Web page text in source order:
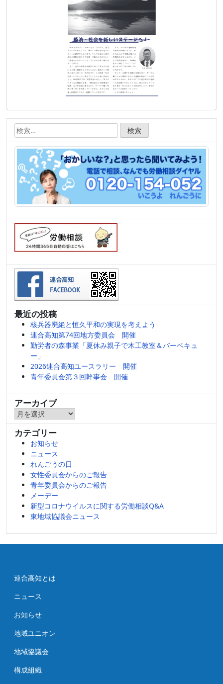
検
索:
最近の投稿
核兵器廃絶と恒久平和の実現を考えよう
連合高知第74回地方委員会 開催
勤労者の森事業「夏休み親子で木工教室＆バーベキュ
ー」
2026連合高知ユースラリー 開催
青年委員会第３回幹事会 開催
アーカイブ
ア
ー
カ
カテゴリー
お知らせ
ニュース
れんごうの日
女性委員会からのご報告
青年委員会からのご報告
メーデー
新型コロナウイルスに関する労働相談Q&A
東地域協議会ニュース
連合高知とは
ニュース
お知らせ
地域ユニオン
地域協議会
構成組織